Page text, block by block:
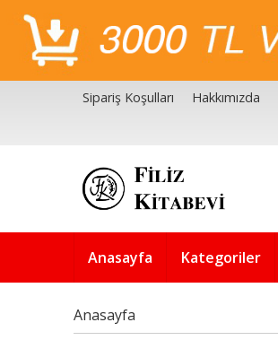
Sipariş Koşulları Hakkımızda
Anasayfa Kategoriler
Anasayfa